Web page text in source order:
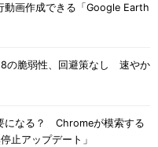
画作成できる「Google Earth
の脆弱性、回避策なし 速やか
になる？ Chromeが模索する
止アップデート」